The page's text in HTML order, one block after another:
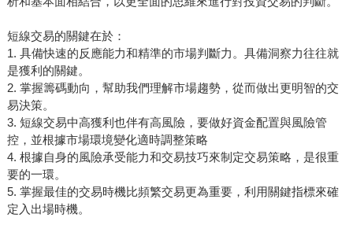
短線交易的關鍵在於：
1. 具備快速的反應能力和精準的市場判斷力。具備洞察力往往就
是獲利的關鍵。
2. 掌握籌碼動向，幫助我們理解市場趨勢，從而做出更明智的交
易決策。
3. 短線交易中高獲利也伴有高風險，要做好資金配置與風險管
控，並根據市場環境變化適時調整策略
4. 根據自身的風險承受能力和交易技巧來制定交易策略，是很重
要的一環。
5. 掌握最佳的交易時機比頻繁交易更為重要，利用關鍵指標來確
定入出場時機。